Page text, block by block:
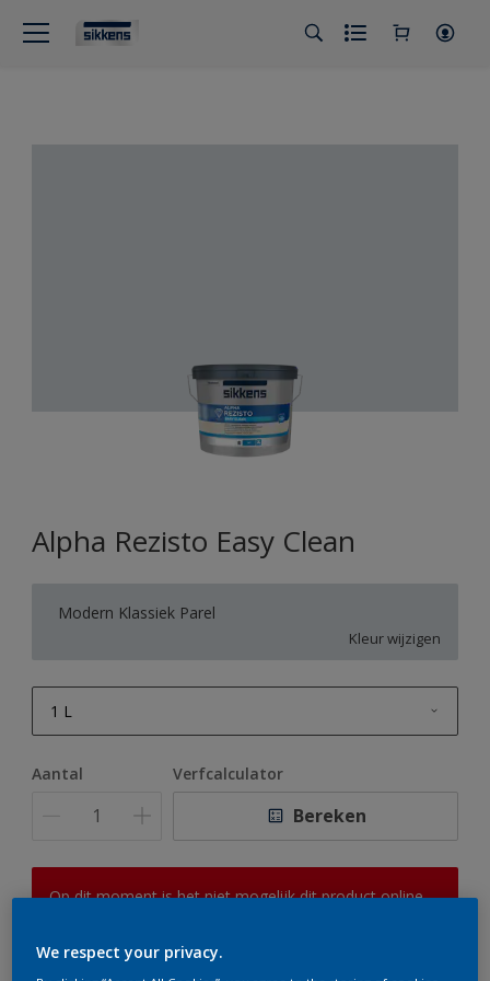
Alpha Rezisto Easy Clean
Modern Klassiek Parel
Kleur wijzigen
1 L
10 L
Aantal Verfcalculator
Bereken
Op dit moment is het niet mogelijk dit product online
er hard aan om de voorraad aan te vullen.
We respect your privacy.